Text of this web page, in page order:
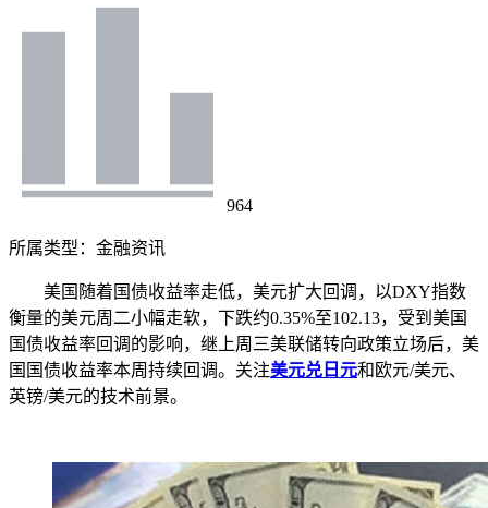
964
所属类型： 金融资讯
美国随着国债收益率走低，美元扩大回调，以DXY指数
衡量的美元周二小幅走软，下跌约0.35%至102.13，受到美国
国债收益率回调的影响，继上周三美联储转向政策立场后，美
国国债收益率本周持续回调。关注美元兑日元和欧元/美元、
英镑/美元的技术前景。